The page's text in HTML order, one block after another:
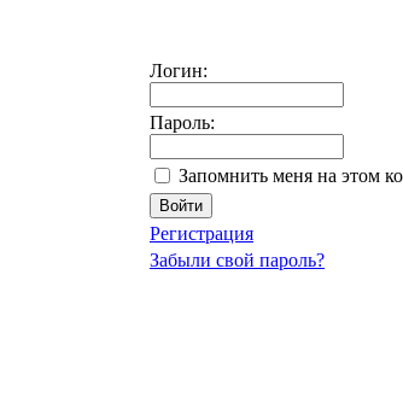
Логин:
Пароль:
Запомнить меня на этом
Регистрация
Забыли свой пароль?